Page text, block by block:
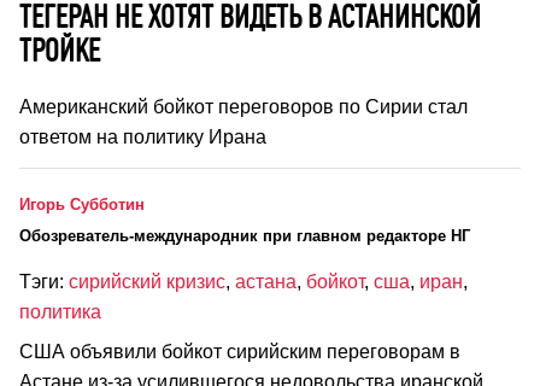
ТЕГЕРАН НЕ ХОТЯТ ВИДЕТЬ В АСТАНИНСКОЙ
ТРОЙКЕ
Американский бойкот переговоров по Сирии стал
ответом на политику Ирана
Игорь Субботин
Обозреватель-международник при главном редакторе НГ
Тэги: сирийский кризис, астана, бойкот, сша, иран,
политика
США объявили бойкот сирийским переговорам в
Астане из-за усилившегося недовольства иранской